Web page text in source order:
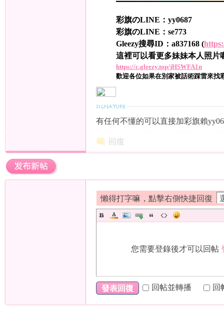
彩旗のLINE：yy0687
彩旗のLINE：se773
Gleezy搜尋ID：a837168 (
這裡可以看更多妹妹本人照片
https://c.gleezy.top/jHSWFA1n
歡迎各位如果在別家被話術踩雷來
有任何不懂的可以直接加彩旗賴
回復
懶得打字嘛，點擊右側快捷回復
您需要登錄後才可以回帖
發表回復 回帖並轉播 回